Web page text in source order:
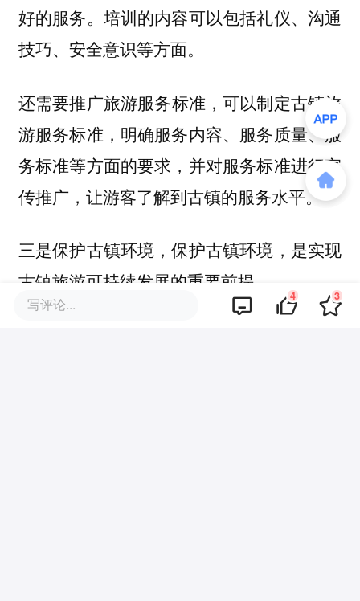
好的服务。培训的内容可以包括礼仪、沟通
技巧、安全意识等方面。
还需要推广旅游服务标准 ，可以制定古镇旅
游服务标准，明确服务内容、服务质量、服
务标准等方面的要求，并对服务标准进行宣
传推广，让游客了解到古镇的服务水平。
三是保护古镇环境，保护古镇环境，是实现
古镇旅游可持续发展的重要前提。
写评论... 4 3